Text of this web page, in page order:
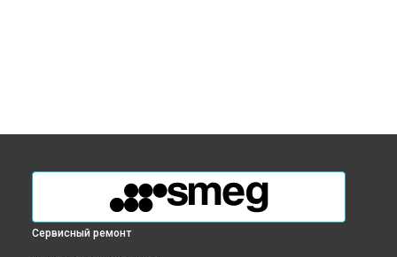
Сервисный ремонт